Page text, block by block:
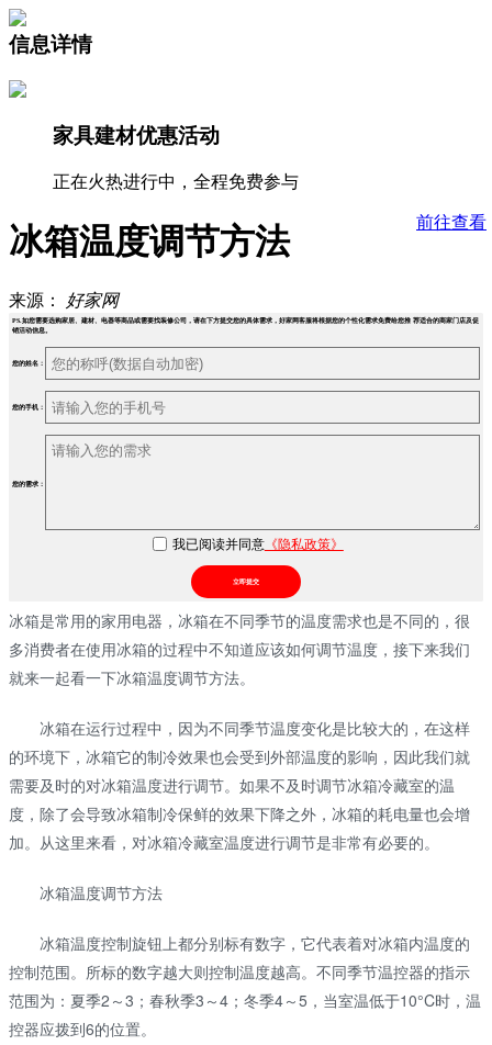
信息详情
家具建材优惠活动
正在火热进行中，全程免费参与
前往查看
冰箱温度调节方法
来源： 好家网
PS.如您需要选购家居、建材、电器等商品或需要找装修公司，请在下方提交您的具体需求，好家网客服将根据您的个性化需求免费给您推 荐适合的商家门店及促
销活动信息。
您的姓名：
您的手机：
您的需求：
我已阅读并同意《隐私政策》
立即提交
冰箱是常用的家用电器，冰箱在不同季节的温度需求也是不同的，很
多消费者在使用冰箱的过程中不知道应该如何调节温度，接下来我们
就来一起看一下冰箱温度调节方法。
冰箱在运行过程中，因为不同季节温度变化是比较大的，在这样
的环境下，冰箱它的制冷效果也会受到外部温度的影响，因此我们就
需要及时的对冰箱温度进行调节。如果不及时调节冰箱冷藏室的温
度，除了会导致冰箱制冷保鲜的效果下降之外，冰箱的耗电量也会增
加。从这里来看，对冰箱冷藏室温度进行调节是非常有必要的。
冰箱温度调节方法
冰箱温度控制旋钮上都分别标有数字，它代表着对冰箱内温度的
控制范围。所标的数字越大则控制温度越高。不同季节温控器的指示
范围为：夏季2～3；春秋季3～4；冬季4～5，当室温低于10°C时，温
控器应拨到6的位置。